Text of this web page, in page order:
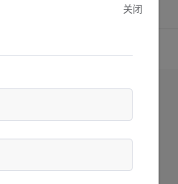
关闭